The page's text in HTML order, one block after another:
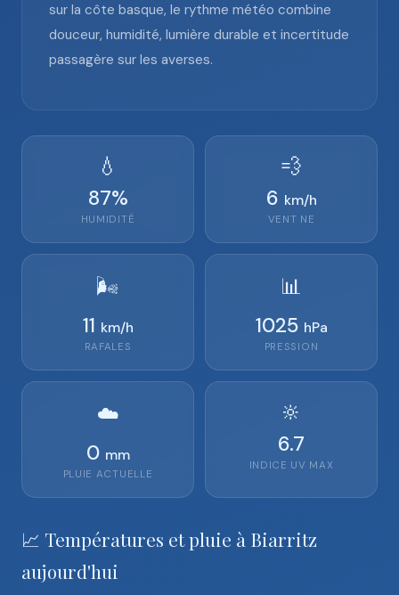
sur la côte basque, le rythme météo combine
douceur, humidité, lumière durable et incertitude
passagère sur les averses.
💧
87%
HUMIDITÉ
💨
6 km/h
VENT NE
🌬️
11 km/h
RAFALES
📊
1025 hPa
PRESSION
☁️
0 mm
PLUIE ACTUELLE
🔆
6.7
INDICE UV MAX
📈 Températures et pluie à Biarritz
aujourd'hui